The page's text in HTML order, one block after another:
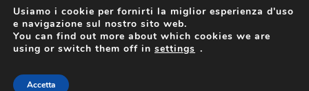
© 2018 Fratelli Barbieri 10, Via Marcolini - 25021
Bagnolo Mella (BS) - Italia - P.I. 02788110985 tel
Usiamo i cookie per fornirti la miglior esperienza d'uso
e navigazione sul nostro sito web.
You can find out more about which cookies we are
using or switch them off in settings .
Accetta